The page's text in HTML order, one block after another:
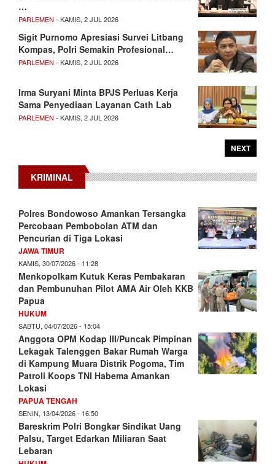
…
PARLEMEN - KAMIS, 2 JUL 2026
Sigit Purnomo Apresiasi Survei Litbang
Kompas, Polri Semakin Profesional…
PARLEMEN - KAMIS, 2 JUL 2026
Irma Suryani Minta BPJS Perluas Kerja
Sama Penyediaan Layanan Cath Lab
PARLEMEN - KAMIS, 2 JUL 2026
NEXT
KRIMINAL
Polres Bondowoso Amankan Tersangka
Percobaan Pembobolan ATM dan
Pencurian di Tiga Lokasi
JAWA TIMUR
KAMIS, 30/07/2026 - 11:28
Menkopolkam Kutuk Keras Pembakaran
dan Pembunuhan Pilot AMA Air Oleh KKB
Papua
HUKUM
SABTU, 04/07/2026 - 15:04
Anggota OPM Kodap III/Puncak Pimpinan
Lekagak Talenggen Bakar Rumah Warga
di Kampung Muara Distrik Pogoma, Tim
Patroli Koops TNI Habema Amankan
Lokasi
PAPUA TENGAH
SENIN, 13/04/2026 - 16:50
Bareskrim Polri Bongkar Sindikat Uang
Palsu, Target Edarkan Miliaran Saat
Lebaran